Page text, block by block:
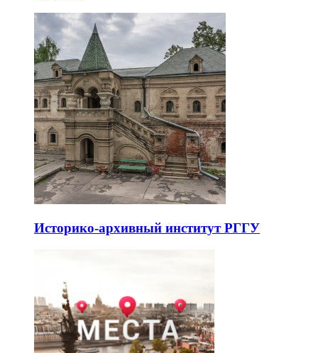
Историко-архивный институт РГГУ